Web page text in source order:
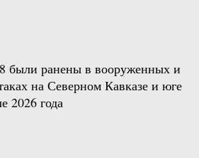
были ранены в вооруженных и
на Северном Кавказе и юге
2026 года